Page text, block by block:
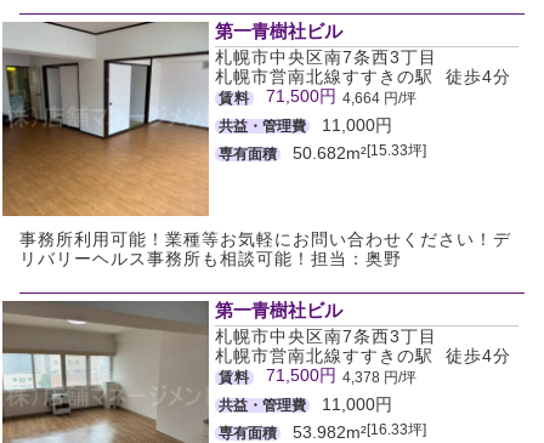
第一青樹社ビル
札幌市中央区南7条西3丁目
札幌市営南北線すすきの駅 徒歩4分
賃料 71,500円 4,664 円/坪
共益・管理費
11,000円
専有面積 50.682m²[15.33坪]
事務所利用可能！業種等お気軽にお問い合わせください！デ
リバリーヘルス事務所も相談可能！担当：奥野
第一青樹社ビル
札幌市中央区南7条西3丁目
札幌市営南北線すすきの駅 徒歩4分
賃料 71,500円 4,378 円/坪
共益・管理費
11,000円
専有面積 53.982m²[16.33坪]